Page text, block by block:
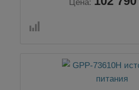
Цена: